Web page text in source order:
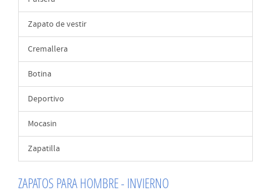
Zapato de vestir
Cremallera
Botina
Deportivo
Mocasin
Zapatilla
ZAPATOS PARA HOMBRE - INVIERNO